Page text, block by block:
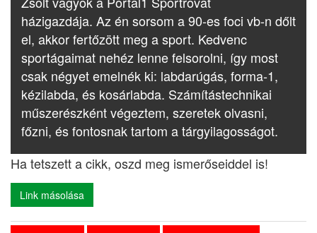
házigazdája. Az én sorsom a 90-es foci vb-n dőlt
el, akkor fertőzött meg a sport. Kedvenc
sportágaimat nehéz lenne felsorolni, így most
csak négyet emelnék ki: labdarúgás, forma-1,
kézilabda, és kosárlabda. Számítástechnikai
műszerészként végeztem, szeretek olvasni,
főzni, és fontosnak tartom a tárgyilagosságot.
Ha tetszett a cikk, oszd meg ismerőseiddel is!
Link másolása